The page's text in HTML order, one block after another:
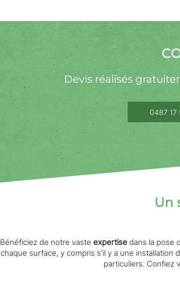
Devis réalisés
0487 17
Un
Bénéficiez de notre vaste expertise dans la pose
chaque surface, y compris s’il y a une installation
particuliers. Confiez